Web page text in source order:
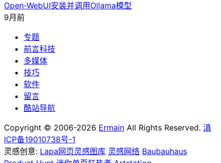
Open-WebUI安装并调用Ollama模型
9月前
专题
前言科技
多媒体
技巧
软件
留言
酷站导航
Copyright © 2006-2026 Ermain All Rights Reserved. 滇
ICP备19010738号-1
灵感创意: Lapa网页灵感图库 灵感网络 Baubauhaus